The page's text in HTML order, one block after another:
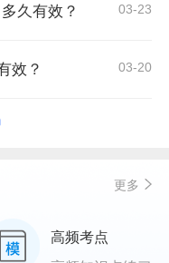
久有效？ 03-23
效？ 03-20
更多
高频考点